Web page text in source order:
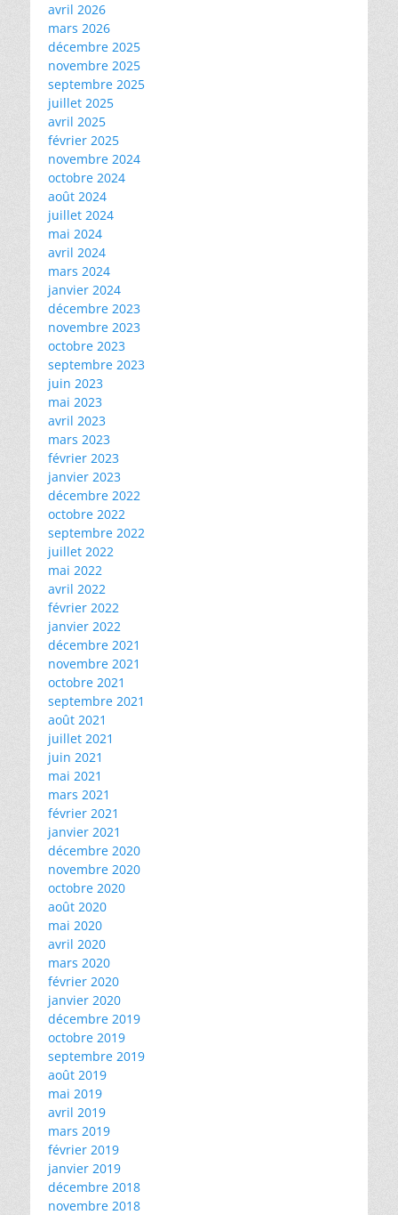
avril 2026
mars 2026
décembre 2025
novembre 2025
septembre 2025
juillet 2025
avril 2025
février 2025
novembre 2024
octobre 2024
août 2024
juillet 2024
mai 2024
avril 2024
mars 2024
janvier 2024
décembre 2023
novembre 2023
octobre 2023
septembre 2023
juin 2023
mai 2023
avril 2023
mars 2023
février 2023
janvier 2023
décembre 2022
octobre 2022
septembre 2022
juillet 2022
mai 2022
avril 2022
février 2022
janvier 2022
décembre 2021
novembre 2021
octobre 2021
septembre 2021
août 2021
juillet 2021
juin 2021
mai 2021
mars 2021
février 2021
janvier 2021
décembre 2020
novembre 2020
octobre 2020
août 2020
mai 2020
avril 2020
mars 2020
février 2020
janvier 2020
décembre 2019
octobre 2019
septembre 2019
août 2019
mai 2019
avril 2019
mars 2019
février 2019
janvier 2019
décembre 2018
novembre 2018